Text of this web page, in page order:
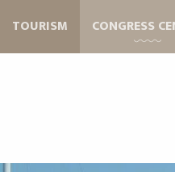
contenu
TOURISM CONGRESS